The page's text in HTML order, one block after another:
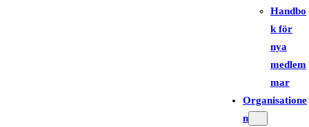
Handbo
k för
nya
medlem
mar
Organisatione
n